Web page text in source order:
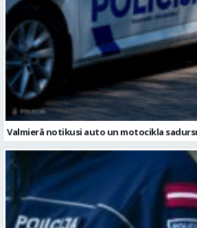
Valmierā notikusi auto un motocikla